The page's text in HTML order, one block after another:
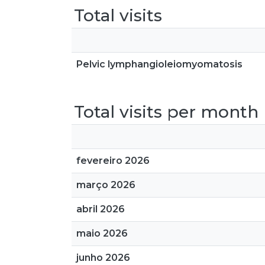
Total visits
Pelvic lymphangioleiomyomatosis
Total visits per month
fevereiro 2026
março 2026
abril 2026
maio 2026
junho 2026